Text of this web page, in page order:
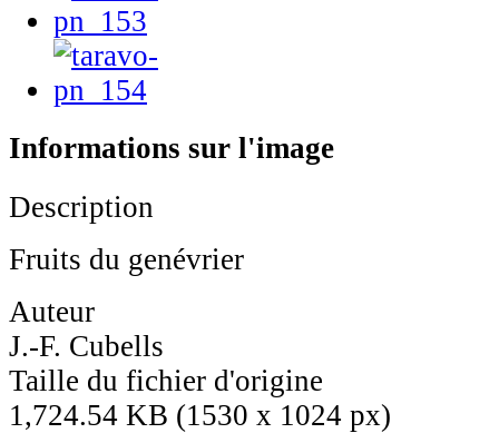
Informations sur l'image
Description
Fruits du genévrier
Auteur
J.-F. Cubells
Taille du fichier d'origine
1,724.54 KB (1530 x 1024 px)